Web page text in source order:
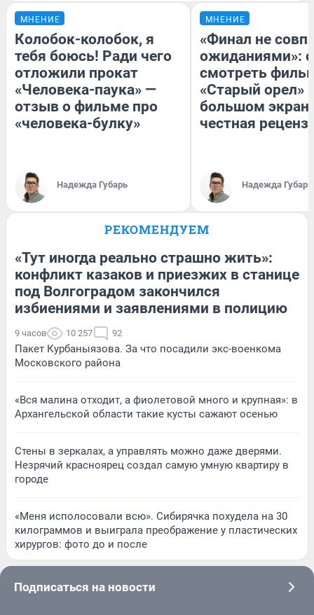
МНЕНИЕ
Колобок-колобок, я
тебя боюсь! Ради чего
отложили прокат
«Человека-паука» —
отзыв о фильме про
«человека-булку»
Надежда Губарь
МНЕНИЕ
«Финал не
ожиданиями»:
смотреть
«Старый орел»
большом
честная
Надежда Губарь
РЕКОМЕНДУЕМ
«Тут иногда реально страшно жить»:
конфликт казаков и приезжих в станице
под Волгоградом закончился
избиениями и заявлениями в полицию
9 часов 10 257 92
Пакет Курбаныязова. За что посадили экс-военкома
Московского района
«Вся малина отходит, а фиолетовой много и крупная»: в
Архангельской области такие кусты сажают осенью
Стены в зеркалах, а управлять можно даже дверями.
Незрячий красноярец создал самую умную квартиру в
городе
«Меня исполосовали всю». Сибирячка похудела на 30
килограммов и выиграла преображение у пластических
хирургов: фото до и после
Подписаться на новости